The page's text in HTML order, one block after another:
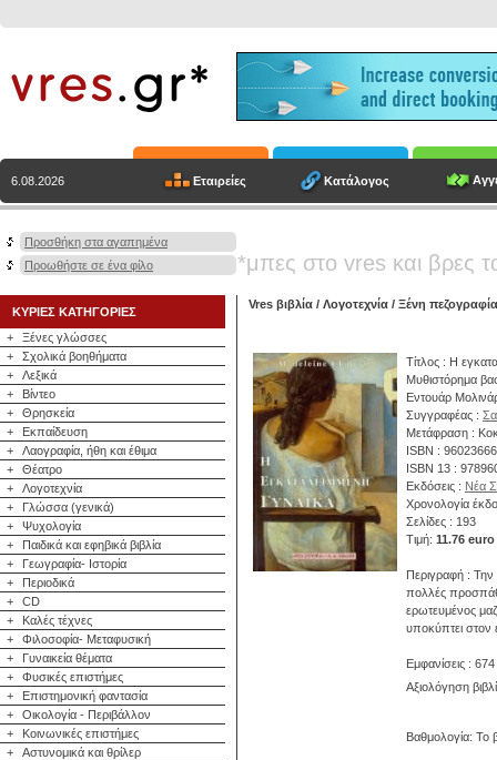
6.08.2026 Εταιρείες Κατάλογος
Προσθήκη στα αγαπημένα
Προωθήστε σε ένα φίλο
*μπες στο vres και βρες
ΚΥΡΙΕΣ ΚΑΤΗΓΟΡΙΕΣ
+
Ξένες γλώσσες
+
Σχολικά βοηθήματα
+
Λεξικά
+
Βίντεο
+
Θρησκεία
+
Εκπαίδευση
+
Λαογραφία, ήθη και έθιμα
+
Θέατρο
+
Λογοτεχνία
+
Γλώσσα (γενικά)
+
Ψυχολογία
+
Παιδικά και εφηβικά βιβλία
+
Γεωγραφία- Ιστορία
+
Περιοδικά
+
CD
+
Καλές τέχνες
+
Φιλοσοφία- Μεταφυσική
+
Γυναικεία θέματα
+
Φυσικές επιστήμες
+
Επιστημονική φαντασία
+
Οικολογία - Περιβάλλον
+
Κοινωνικές επιστήμες
+
Αστυνομικά και θρίλερ
Vres βιβλία / Λογοτεχνία / Ξένη πεζογραφία
Τίτλος : Η
Μυθιστόρημα
Εντουάρ
Συγγραφέας :
Μετάφραση :
ISBN :
ISBN 13 :
Εκδόσεις : Νέα
Χρονολογία
Σελίδες : 193
Τιμή: 11.76 euro
Περιγραφή : Την
πολλές
ερωτευμένος
υποκύπτει στον
Εμφανίσεις : 674
Αξιολόγηση
Βαθμολογία: Το